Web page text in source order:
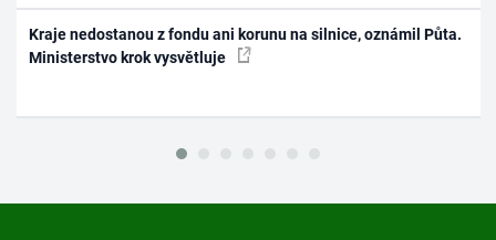
Kraje nedostanou z fondu ani korunu na silnice, oznámil Půta.
Ministerstvo krok vysvětluje